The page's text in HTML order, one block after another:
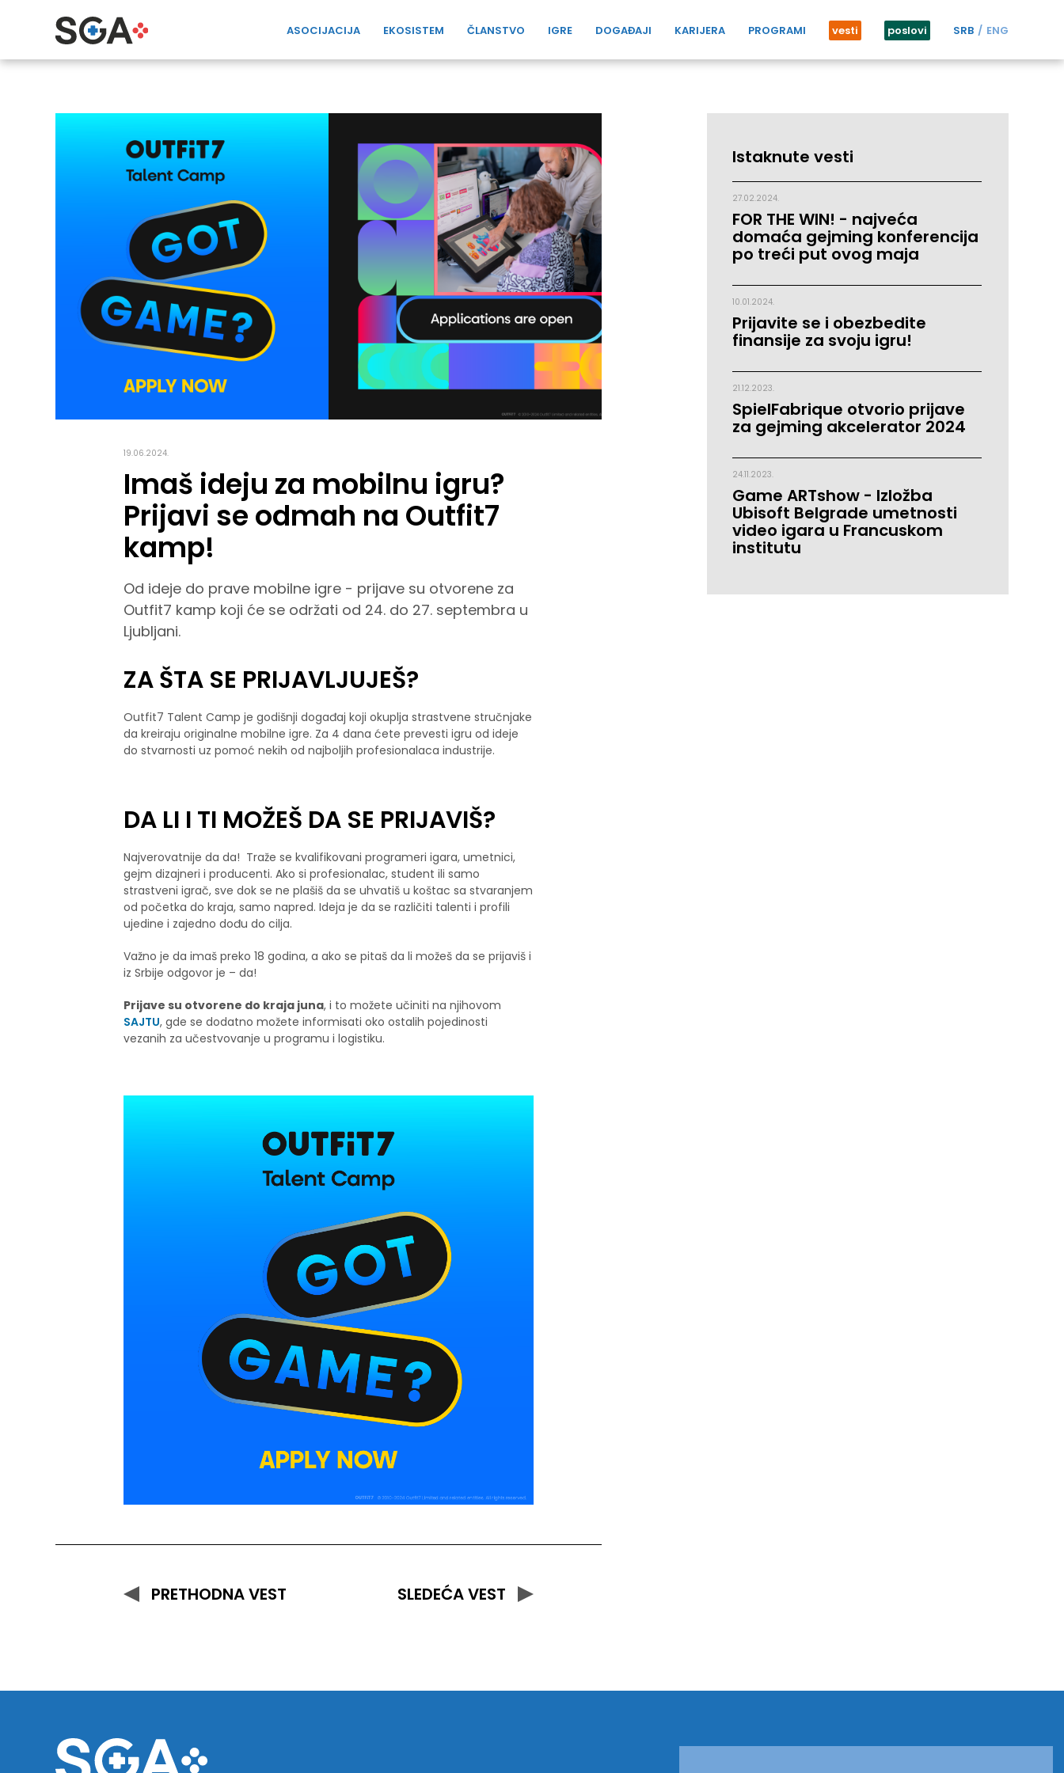
ASOCIJACIJA EKOSISTEM ČLANSTVO IGRE DOGAĐAJI KARIJERA PROGRAMI vesti poslovi SRB ENG
19.06.2024.
Imaš ideju za mobilnu igru?
Prijavi se odmah na Outfit7
kamp!
Od ideje do prave mobilne igre - prijave su otvorene za
Outfit7 kamp koji će se održati od 24. do 27. septembra u
Ljubljani.
ZA ŠTA SE PRIJAVLJUJEŠ?
Outfit7 Talent Camp je godišnji događaj koji okuplja strastvene stručnjake
da kreiraju originalne mobilne igre. Za 4 dana ćete prevesti igru od ideje
do stvarnosti uz pomoć nekih od najboljih profesionalaca industrije.
DA LI I TI MOŽEŠ DA SE PRIJAVIŠ?
Najverovatnije da da! Traže se kvalifikovani programeri igara, umetnici,
gejm dizajneri i producenti. Ako si profesionalac, student ili samo
strastveni igrač, sve dok se ne plašiš da se uhvatiš u koštac sa stvaranjem
od početka do kraja, samo napred. Ideja je da se različiti talenti i profili
ujedine i zajedno dođu do cilja.
Važno je da imaš preko 18 godina, a ako se pitaš da li možeš da se prijaviš i
iz Srbije odgovor je – da!
Prijave su otvorene do kraja juna, i to možete učiniti na njihovom
SAJTU, gde se dodatno možete informisati oko ostalih pojedinosti
vezanih za učestvovanje u programu i logistiku.
PRETHODNA VEST SLEDEĆA VEST
Istaknute vesti
27.02.2024.
FOR THE WIN! - najveća
domaća gejming konferencija
po treći put ovog maja
10.01.2024.
Prijavite se i obezbedite
finansije za svoju igru!
21.12.2023.
SpielFabrique otvorio prijave
za gejming akcelerator 2024
24.11.2023.
Game ARTshow - Izložba
Ubisoft Belgrade umetnosti
video igara u Francuskom
institutu